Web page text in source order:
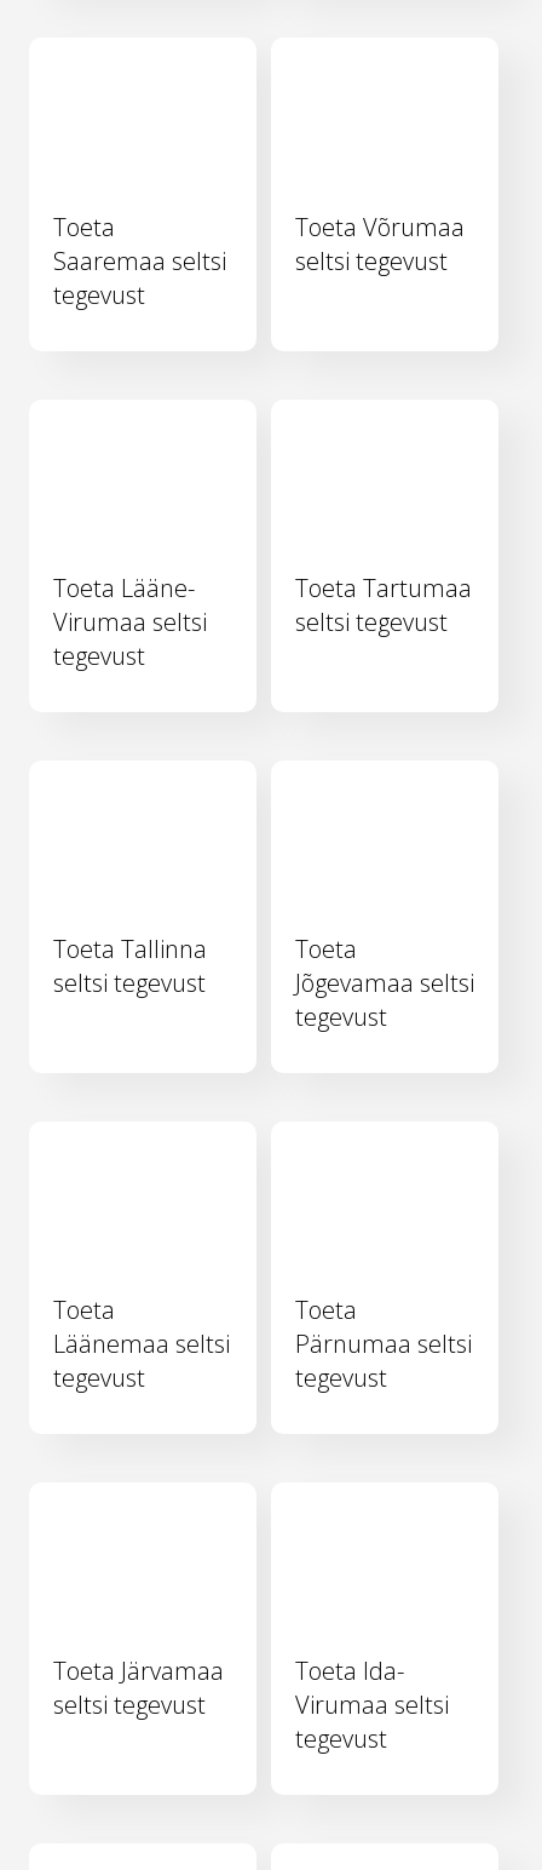
Toeta
Saaremaa seltsi
tegevust
Toeta Võrumaa
seltsi tegevust
Toeta Lääne-
Virumaa seltsi
tegevust
Toeta Tartumaa
seltsi tegevust
Toeta Tallinna
seltsi tegevust
Toeta
Jõgevamaa seltsi
tegevust
Toeta
Läänemaa seltsi
tegevust
Toeta
Pärnumaa seltsi
tegevust
Toeta Järvamaa
seltsi tegevust
Toeta Ida-
Virumaa seltsi
tegevust